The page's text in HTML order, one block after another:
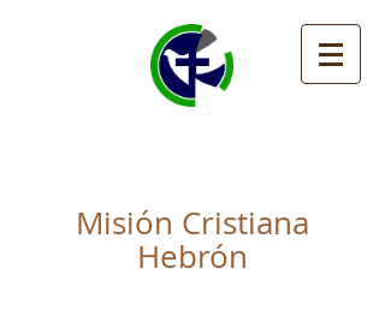
Misión Cristiana
Hebrón